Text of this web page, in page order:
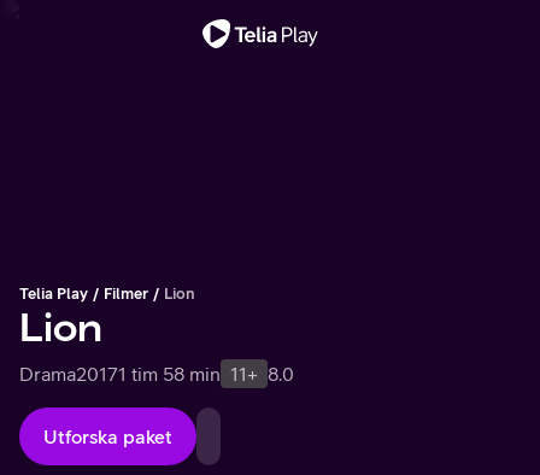
Telia Play Filmer Lion
Lion
Drama20171 tim 58 min 11+ 8.0
Utforska paket